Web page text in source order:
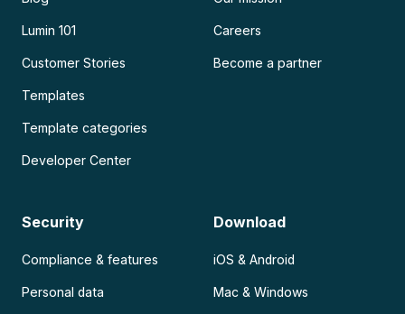
Lumin 101
Customer Stories
Templates
Template categories
Developer Center
Careers
Become a partner
Security
Compliance & features
Personal data
Download
iOS & Android
Mac & Windows